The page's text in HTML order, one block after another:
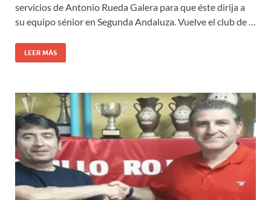
servicios de Antonio Rueda Galera para que éste dirija a
su equipo sénior en Segunda Andaluza. Vuelve el club de …
LEER MÁS